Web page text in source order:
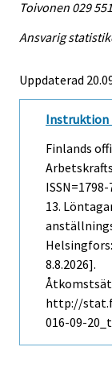
Toivonen 029
Ansvarig
Uppdaterad
Instruktion
Finlands
ISSN=1798-
13.
8.8.2026].
http://
016-09-